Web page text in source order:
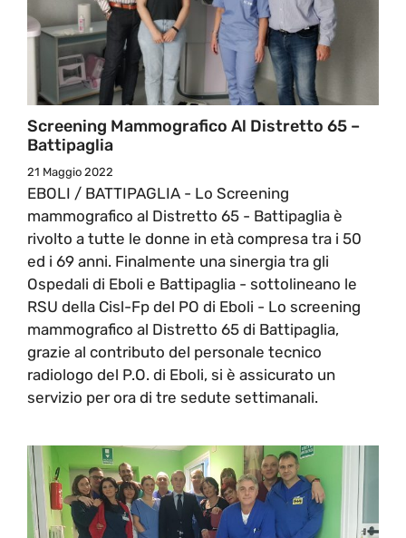
Screening Mammografico Al Distretto 65 –
Battipaglia
21 Maggio 2022
EBOLI / BATTIPAGLIA - Lo Screening
mammografico al Distretto 65 - Battipaglia è
rivolto a tutte le donne in età compresa tra i 50
ed i 69 anni. Finalmente una sinergia tra gli
Ospedali di Eboli e Battipaglia - sottolineano le
RSU della Cisl-Fp del PO di Eboli - Lo screening
mammografico al Distretto 65 di Battipaglia,
grazie al contributo del personale tecnico
radiologo del P.O. di Eboli, si è assicurato un
servizio per ora di tre sedute settimanali.